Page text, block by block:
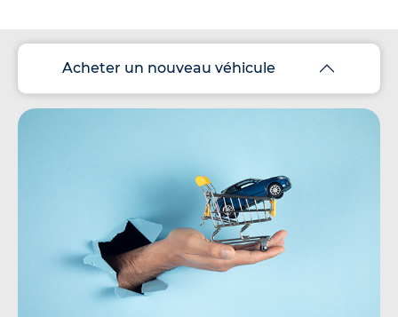
Acheter un nouveau véhicule